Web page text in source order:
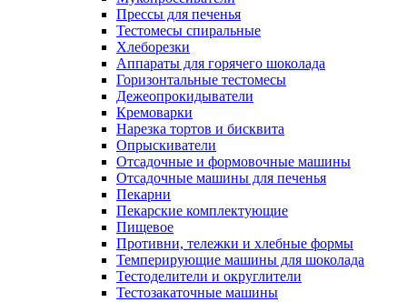
Прессы для печенья
Тестомесы спиральные
Хлеборезки
Аппараты для горячего шоколада
Горизонтальные тестомесы
Дежеопрокидыватели
Кремоварки
Нарезка тортов и бисквита
Опрыскиватели
Отсадочные и формовочные машины
Отсадочные машины для печенья
Пекарни
Пекарские комплектующие
Пищевое
Противни, тележки и хлебные формы
Темперирующие машины для шоколада
Тестоделители и округлители
Тестозакаточные машины